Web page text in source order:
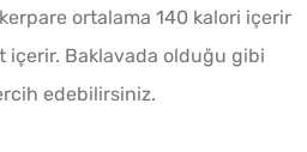
ortalama 140 kalori içerir
içerir. Baklavada olduğu gibi
edebilirsiniz.